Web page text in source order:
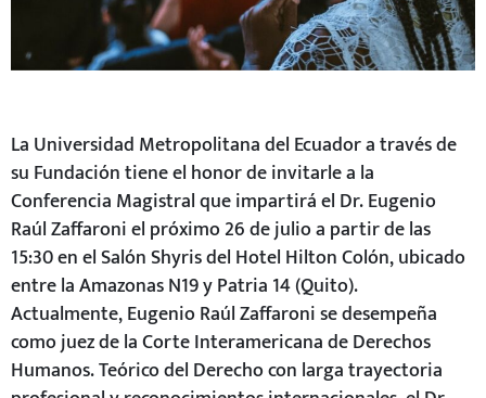
La Universidad Metropolitana del Ecuador a través de
su Fundación tiene el honor de invitarle a la
Conferencia Magistralque impartirá el Dr. Eugenio
Raúl Zaffaroni el próximo 26 de julio a partir de las
15:30 en el Salón Shyris del Hotel Hilton Colón, ubicado
entre la Amazonas N19 y Patria 14 (Quito).
Actualmente, Eugenio Raúl Zaffaroni se desempeña
como juez de la Corte Interamericana de Derechos
Humanos. Teórico del Derecho con larga trayectoria